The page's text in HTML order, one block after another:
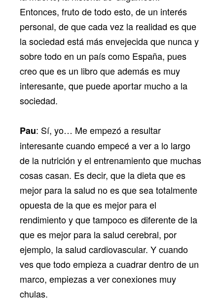
Entonces, fruto de todo esto, de un interés
personal, de que cada vez la realidad es que
la sociedad está más envejecida que nunca y
sobre todo en un país como España, pues
creo que es un libro que además es muy
interesante, que puede aportar mucho a la
sociedad.
Pau: Sí, yo… Me empezó a resultar
interesante cuando empecé a ver a lo largo
de la nutrición y el entrenamiento que muchas
cosas casan. Es decir, que la dieta que es
mejor para la salud no es que sea totalmente
opuesta de la que es mejor para el
rendimiento y que tampoco es diferente de la
que es mejor para la salud cerebral, por
ejemplo, la salud cardiovascular. Y cuando
ves que todo empieza a cuadrar dentro de un
marco, empiezas a ver conexiones muy
chulas.